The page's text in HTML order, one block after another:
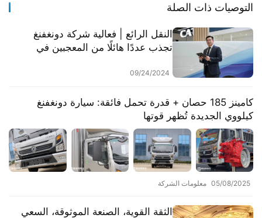
التوصيات ذات الصلة
النقل الرائع | فعالية شركة دونغفنغ
تجذب عددًا هائلًا من المعجبين في
09/24/2024
​​كامينز 185 حصان + قدرة تحمل فائقة: سيارة دونغفنغ
كيلووي الجديدة تُظهر قوتها​​
05/08/2025 معلومات الشركة
الثقة القوية، الصنعة الموثوقة، السعي